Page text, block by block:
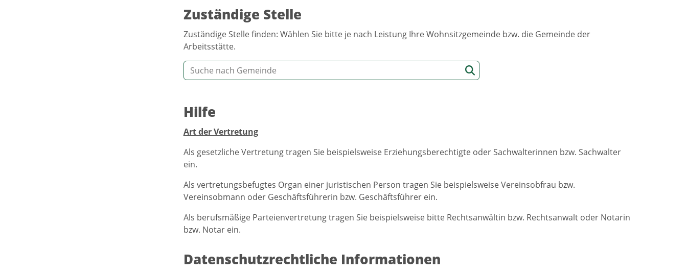
Zuständige Stelle
Zuständige Stelle finden: Wählen Sie bitte je nach Leistung Ihre Wohnsitzgemeinde bzw. die Gemeinde der
Arbeitsstätte.
Hilfe
Art der Vertretung
Als gesetzliche Vertretung tragen Sie beispielsweise Erziehungsberechtigte oder Sachwalterinnen bzw. Sachwalter
ein.
Als vertretungsbefugtes Organ einer juristischen Person tragen Sie beispielsweise Vereinsobfrau bzw.
Vereinsobmann oder Geschäftsführerin bzw. Geschäftsführer ein.
Als berufsmäßige Parteienvertretung tragen Sie beispielsweise bitte Rechtsanwältin bzw. Rechtsanwalt oder Notarin
bzw. Notar ein.
Datenschutzrechtliche Informationen